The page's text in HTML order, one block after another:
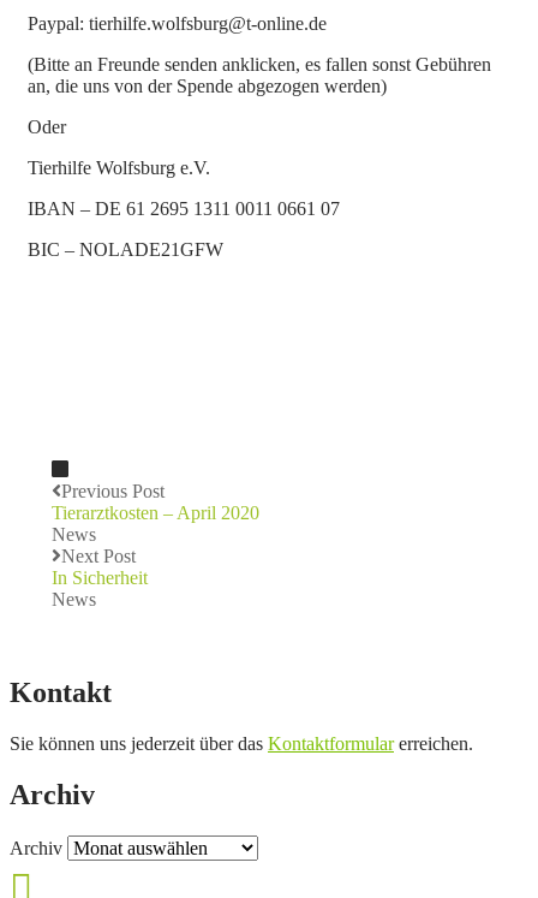
Paypal: tierhilfe.wolfsburg@t-online.de
(Bitte an Freunde senden anklicken, es fallen sonst Gebühren
an, die uns von der Spende abgezogen werden)
Oder
Tierhilfe Wolfsburg e.V.
IBAN – DE 61 2695 1311 0011 0661 07
BIC – NOLADE21GFW
Previous Post
Tierarztkosten – April 2020
News
Next Post
In Sicherheit
News
Kontakt
Sie können uns jederzeit über das Kontaktformularerreichen.
Archiv
Archiv